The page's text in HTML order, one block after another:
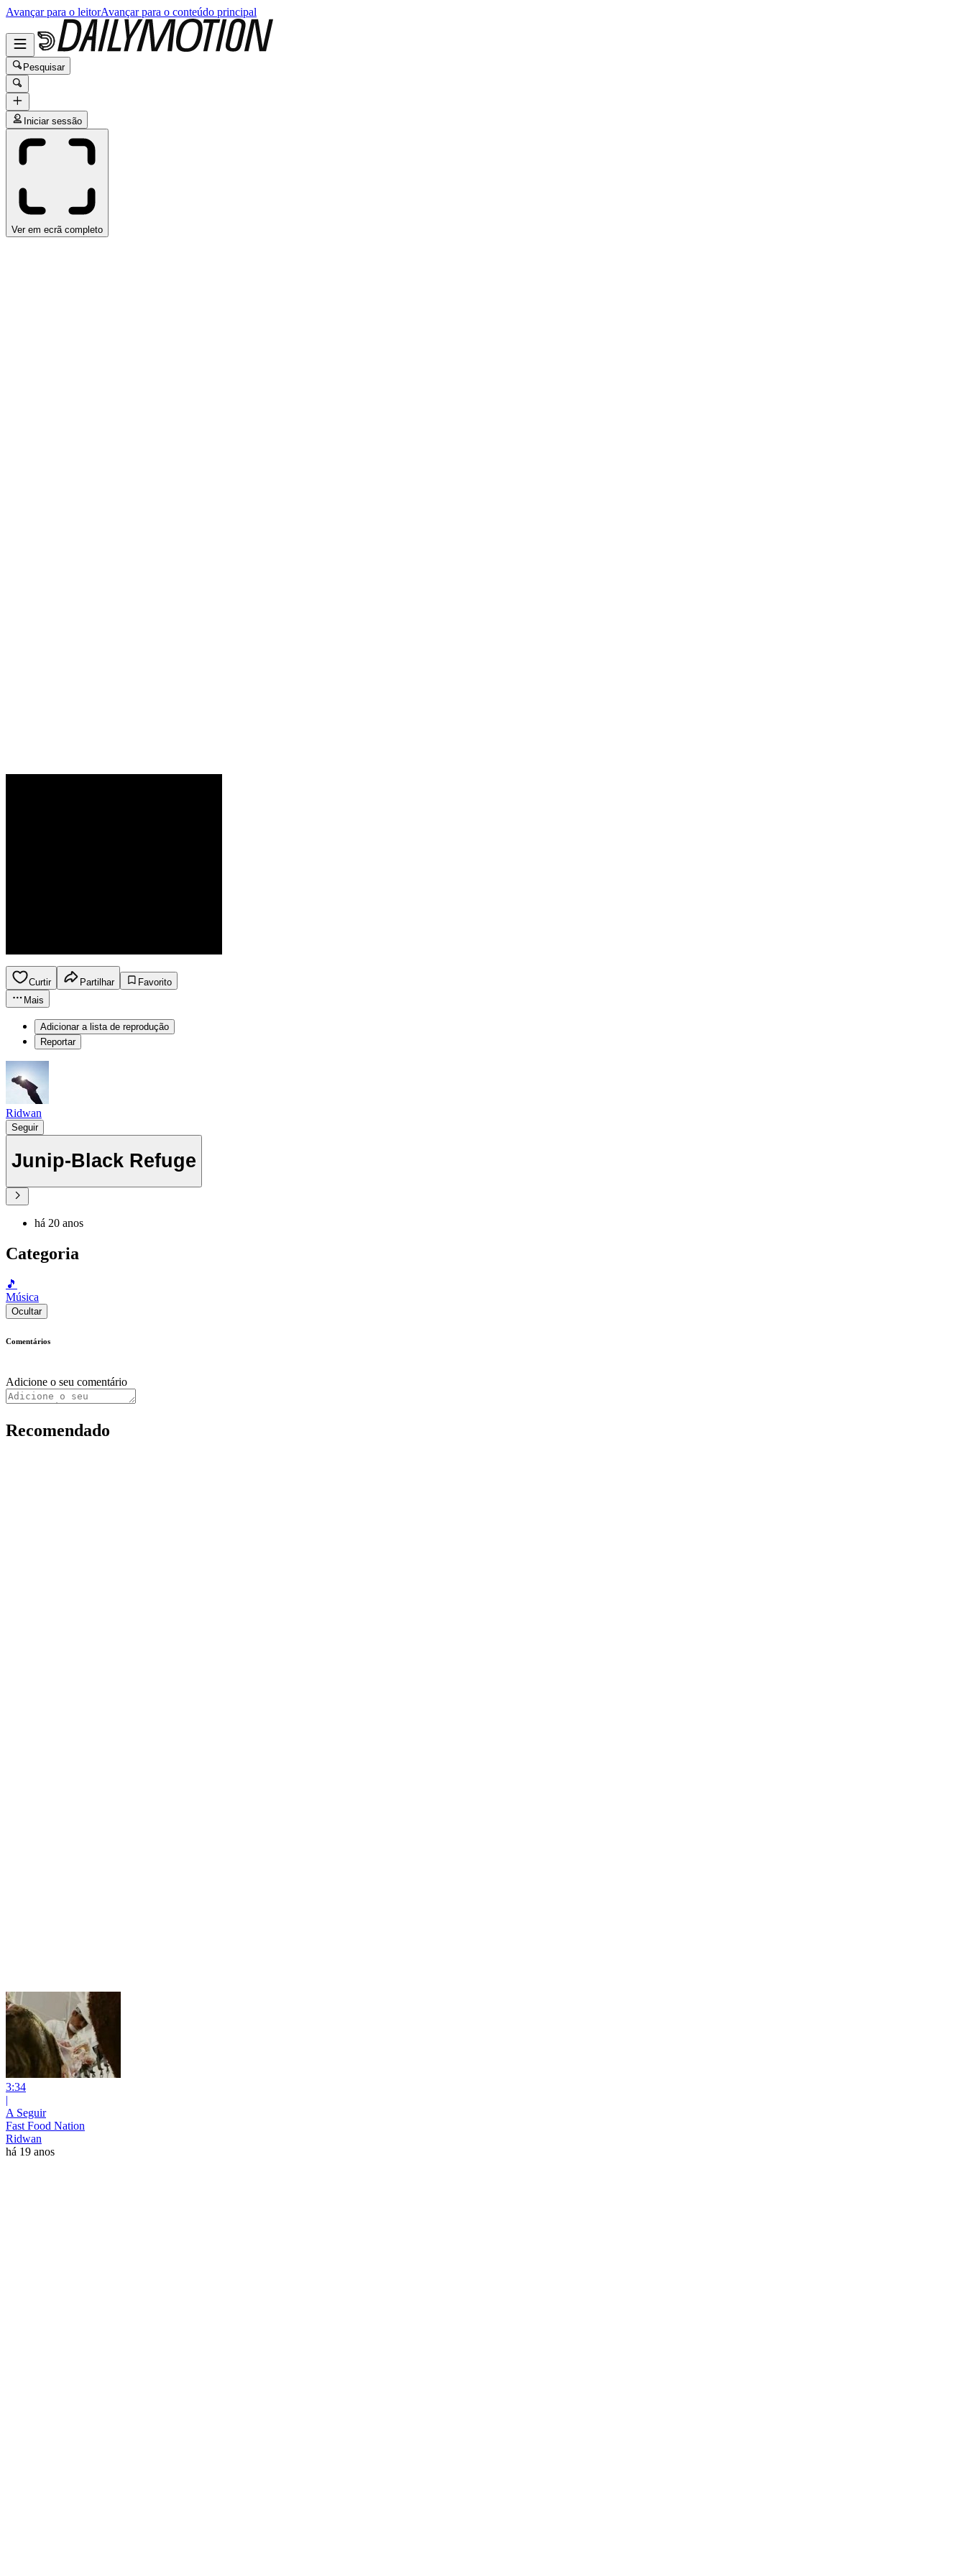
Avançar para o leitorAvançar para o conteúdo principal
Pesquisar
Iniciar sessão
Ver em ecrã completo
Curtir Partilhar
Favorito
Mais
Adicionar a lista de reprodução
Reportar
Ridwan
Seguir
Junip-Black Refuge
há 20 anos
Categoria
🎵
Música
Ocultar
Comentários
Adicione o seu comentário
Recomendado
3:34
|
A Seguir
Fast Food Nation
Ridwan
há 19 anos